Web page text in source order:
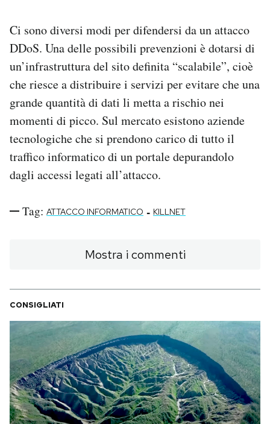
Ci sono diversi modi per difendersi da un attacco
DDoS. Una delle possibili prevenzioni è dotarsi di
un’infrastruttura del sito definita “scalabile”, cioè
che riesce a distribuire i servizi per evitare che una
grande quantità di dati li metta a rischio nei
momenti di picco. Sul mercato esistono aziende
tecnologiche che si prendono carico di tutto il
traffico informatico di un portale depurandolo
dagli accessi legati all’attacco.
Tag: ATTACCO INFORMATICO - KILLNET
Mostra i commenti
CONSIGLIATI